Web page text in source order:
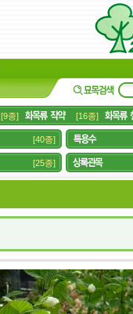
[9종] [16종]
[40종]
[25종]